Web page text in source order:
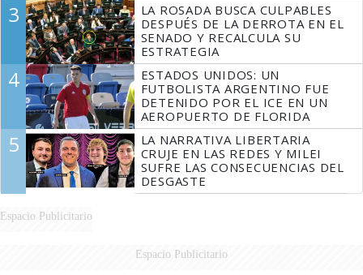
3
LA ROSADA BUSCA CULPABLES
DESPUÉS DE LA DERROTA EN EL
SENADO Y RECALCULA SU
ESTRATEGIA
4
ESTADOS UNIDOS: UN
FUTBOLISTA ARGENTINO FUE
DETENIDO POR EL ICE EN UN
AEROPUERTO DE FLORIDA
5
LA NARRATIVA LIBERTARIA
CRUJE EN LAS REDES Y MILEI
SUFRE LAS CONSECUENCIAS DEL
DESGASTE
Espacio Publicitario
Espacio Publicitario